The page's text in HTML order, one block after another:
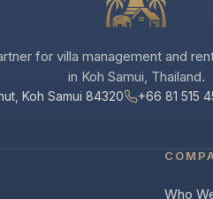
for villa management and
in Koh Samui, Thailand.
Koh Samui 84320 +66 81 515
Who